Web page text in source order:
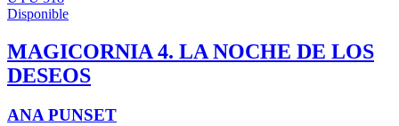
Disponible
MAGICORNIA 4. LA NOCHE DE LOS
DESEOS
ANA PUNSET